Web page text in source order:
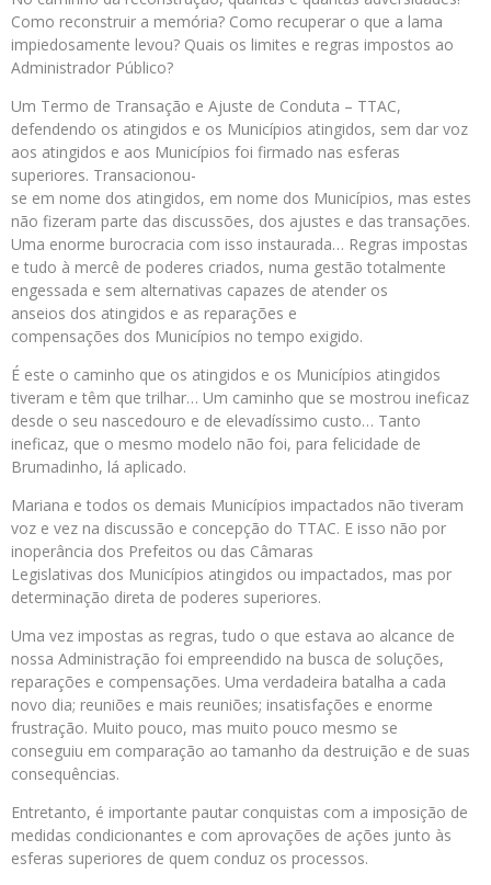
Como reconstruir a memória? Como recuperar o que a lama
impiedosamente levou? Quais os limites e regras impostos ao
Administrador Público?
Um Termo de Transação e Ajuste de Conduta – TTAC,
defendendo os atingidos e os Municípios atingidos, sem dar voz
aos atingidos e aos Municípios foi firmado nas esferas
superiores. Transacionou-
se em nome dos atingidos, em nome dos Municípios, mas estes
não fizeram parte das discussões, dos ajustes e das transações.
Uma enorme burocracia com isso instaurada… Regras impostas
e tudo à mercê de poderes criados, numa gestão totalmente
engessada e sem alternativas capazes de atender os
anseios dos atingidos e as reparações e
compensações dos Municípios no tempo exigido.
É este o caminho que os atingidos e os Municípios atingidos
tiveram e têm que trilhar… Um caminho que se mostrou ineficaz
desde o seu nascedouro e de elevadíssimo custo… Tanto
ineficaz, que o mesmo modelo não foi, para felicidade de
Brumadinho, lá aplicado.
Mariana e todos os demais Municípios impactados não tiveram
voz e vez na discussão e concepção do TTAC. E isso não por
inoperância dos Prefeitos ou das Câmaras
Legislativas dos Municípios atingidos ou impactados, mas por
determinação direta de poderes superiores.
Uma vez impostas as regras, tudo o que estava ao alcance de
nossa Administração foi empreendido na busca de soluções,
reparações e compensações. Uma verdadeira batalha a cada
novo dia; reuniões e mais reuniões; insatisfações e enorme
frustração. Muito pouco, mas muito pouco mesmo se
conseguiu em comparação ao tamanho da destruição e de suas
consequências.
Entretanto, é importante pautar conquistas com a imposição de
medidas condicionantes e com aprovações de ações junto às
esferas superiores de quem conduz os processos.